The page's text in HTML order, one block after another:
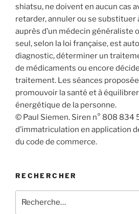
shiatsu, ne doivent en aucun cas
retarder, annuler ou se substituer
auprès d’un médecin généraliste
seul, selon la loi française, est
diagnostic, déterminer un
de médicaments ou encore
traitement. Les séances
promouvoir la santé et à
énergétique de la personne.
© Paul Siemen. Siren n° 808 834
d’immatriculation en application
du code de commerce.
RECHERCHER
pour